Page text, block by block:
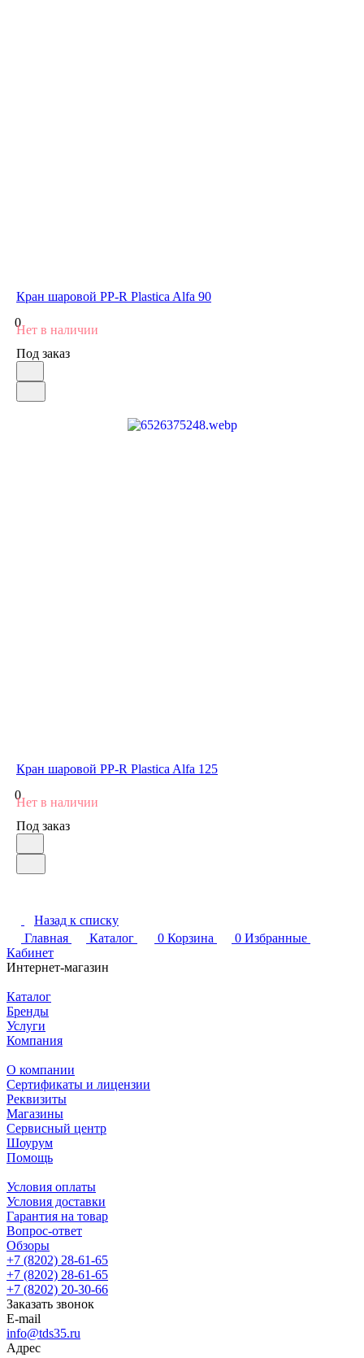
Кран шаровой PP-R Plastica Alfa 90
0
Нет в наличии
Под заказ
Кран шаровой PP-R Plastica Alfa 125
0
Нет в наличии
Под заказ
Назад к списку
Главная
Каталог 0 Корзина 0 Избранные
Кабинет
Интернет-магазин
Каталог
Бренды
Услуги
Компания
О компании
Сертификаты и лицензии
Реквизиты
Магазины
Сервисный центр
Шоурум
Помощь
Условия оплаты
Условия доставки
Гарантия на товар
Вопрос-ответ
Обзоры
+7 (8202) 28‑61-65
+7 (8202) 28‑61-65
+7 (8202) 20‑30-66
Заказать звонок
E-mail
info@tds35.ru
Адрес